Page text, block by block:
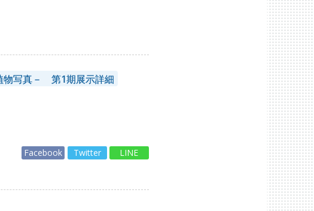
物写真－ 第1期展示詳細
Facebook Twitter LINE